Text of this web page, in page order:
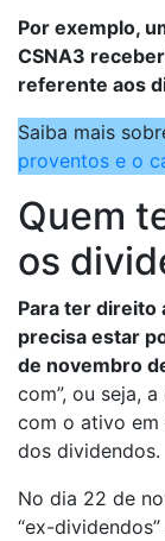
Por exemplo,
CSNA3
referente aos
Saiba mais
proventos e o
Quem
os
Para ter direito
precisa estar
de novembro
com”, ou seja,
com o ativo
dos dividendos.
No dia 22 de
“ex-dividendos”